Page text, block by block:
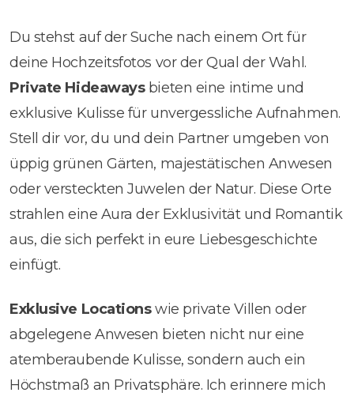
Du stehst auf der Suche nach einem Ort für
deine Hochzeitsfotos vor der Qual der Wahl.
Private Hideawaysbieten eine intime und
exklusive Kulisse für unvergessliche Aufnahmen.
Stell dir vor, du und dein Partner umgeben von
üppig grünen Gärten, majestätischen Anwesen
oder versteckten Juwelen der Natur. Diese Orte
strahlen eine Aura der Exklusivität und Romantik
aus, die sich perfekt in eure Liebesgeschichte
einfügt.
Exklusive Locationswie private Villen oder
abgelegene Anwesen bieten nicht nur eine
atemberaubende Kulisse, sondern auch ein
Höchstmaß an Privatsphäre. Ich erinnere mich